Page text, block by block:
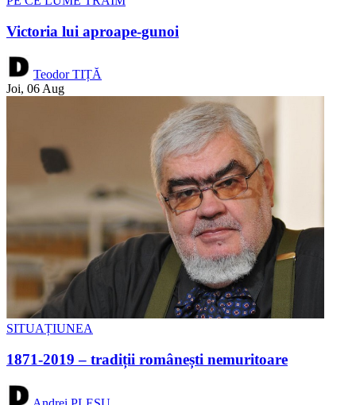
Victoria lui aproape-gunoi
Teodor TIȚĂ
Joi, 06 Aug
SITUAȚIUNEA
1871-2019 – tradiții românești nemuritoare